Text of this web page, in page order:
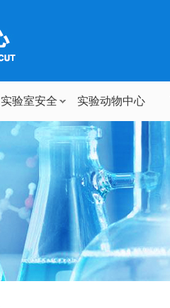
实验室安全 实验动物中心